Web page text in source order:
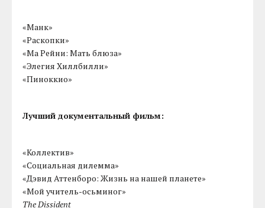
«Манк»
«Раскопки»
«Ма Рейни: Мать блюза»
«Элегия Хиллбилли»
«Пиноккио»
Лучший документальный фильм:
«Коллектив»
«Социальная дилемма»
«Дэвид Аттенборо: Жизнь на нашей планете»
«Мой учитель-осьминог»
The Dissident